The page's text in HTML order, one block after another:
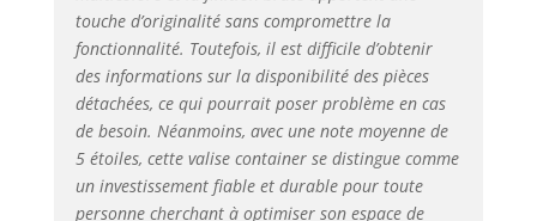
durabilité : sa
conception bien
pensée en
polyéthylène de
haute densité,
avec des renforts
de protections et
des roues
touche d’originalité sans compromettre la
fonctionnalité. Toutefois, il est difficile d’obtenir
des informations sur la disponibilité des pièces
détachées, ce qui pourrait poser problème en cas
de besoin. Néanmoins, avec une note moyenne de
5 étoiles, cette valise container se distingue comme
un investissement fiable et durable pour toute
personne cherchant à optimiser son espace de